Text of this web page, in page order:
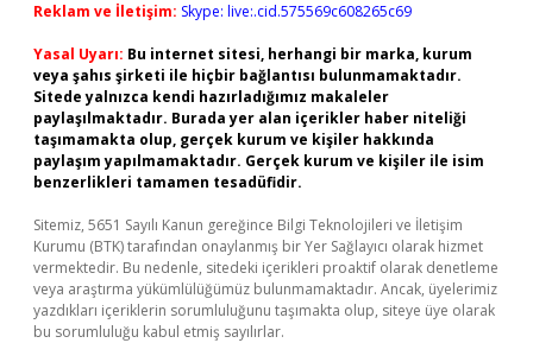
Reklam ve İletişim: Skype: live:.cid.575569c608265c69
Yasal Uyarı: Bu internet sitesi, herhangi bir marka, kurum
veya şahıs şirketi ile hiçbir bağlantısı bulunmamaktadır.
Sitede yalnızca kendi hazırladığımız makaleler
paylaşılmaktadır. Burada yer alan içerikler haber niteliği
taşımamakta olup, gerçek kurum ve kişiler hakkında
paylaşım yapılmamaktadır. Gerçek kurum ve kişiler ile isim
benzerlikleri tamamen tesadüfidir.
Sitemiz, 5651 Sayılı Kanun gereğince Bilgi Teknolojileri ve İletişim
Kurumu (BTK) tarafından onaylanmış bir Yer Sağlayıcı olarak hizmet
vermektedir. Bu nedenle, sitedeki içerikleri proaktif olarak denetleme
veya araştırma yükümlülüğümüz bulunmamaktadır. Ancak, üyelerimiz
yazdıkları içeriklerin sorumluluğunu taşımakta olup, siteye üye olarak
bu sorumluluğu kabul etmiş sayılırlar.